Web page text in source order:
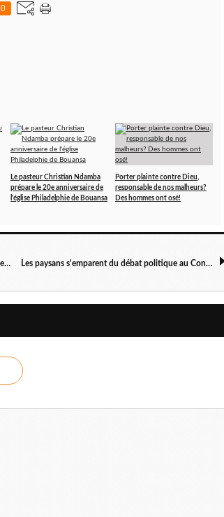
0
Le pasteur Christian Ndamba
prépare le 20e anniversaire de
l'église Philadelphie de Bouansa
Porter plainte contre Dieu,
responsable de nos malheurs?
Des hommes ont osé!
Voici les 100 meilleures banques d'Afrique! La tienne y est? Les paysans s'emparent du débat politique au Congo!